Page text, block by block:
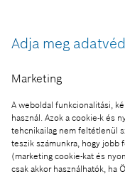
Adja meg
Marketing
A weboldal funkcionalitási,
használ. Azok a cookie-k és
tehcnikailag nem feltétlenül
teszik számunkra, hogy jobb
(marketing cookie-kat és
csak akkor használhatók, ha
BCW 2026: A
robotika területén